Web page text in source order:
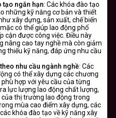
tạo ngắn hạn: Các khóa đào tạo
những kỹ năng cơ bản và thiết
xây dựng, sản xuất, chế biến
có thể giúp lao động phổ
cận được công việc. Điều này
nâng cao tay nghề mà còn giảm
thiếu kỹ năng, đáp ứng nhu cầu
nhu cầu ngành nghề: Các
có thể xây dựng các chương
hợp với yêu cầu của từng
lực lượng lao động chất lượng,
thị trường lao động trong
mùa cao điểm xây dựng, các
khóa đào tạo về kỹ năng xây